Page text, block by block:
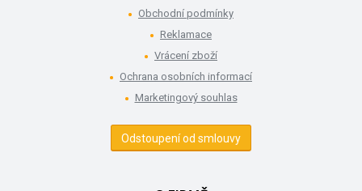
Obchodní podmínky
Reklamace
Vrácení zboží
Ochrana osobních informací
Marketingový souhlas
Odstoupení od smlouvy